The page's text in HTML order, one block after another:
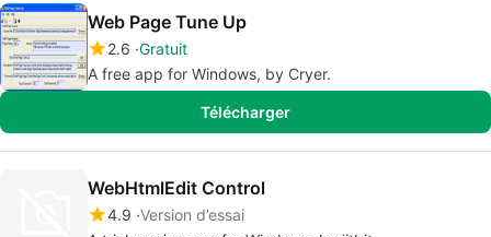
Web Page Tune Up
2.6 Gratuit
A free app for Windows, by Cryer.
Télécharger
WebHtmlEdit Control
4.9 Version d’essai